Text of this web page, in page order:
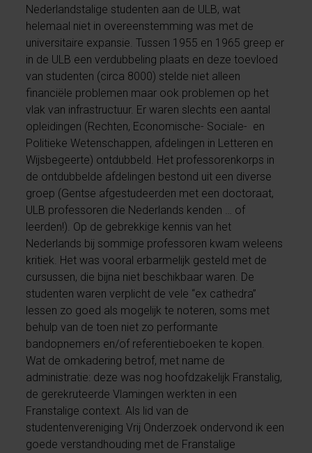
Nederlandstalige studenten aan de ULB, wat
helemaal niet in overeenstemming was met de
universitaire expansie. Tussen 1955 en 1965 greep er
in de ULB een verdubbeling plaats en deze toevloed
van studenten (circa 8000) stelde niet alleen
financiële problemen maar ook problemen op het
vlak van infrastructuur. Er waren slechts een aantal
opleidingen (Rechten, Economische- Sociale- en
Politieke Wetenschappen, afdelingen in Letteren en
Wijsbegeerte) ontdubbeld. Het professorenkorps in
de ontdubbelde afdelingen bestond uit een diverse
groep (Gentse afgestudeerden met een doctoraat,
ULB professoren die Nederlands kenden … of
leerden!). Op de gebrekkige kennis van het
Nederlands bij sommige professoren kwam weleens
kritiek. Het was vooral erbarmelijk gesteld met de
cursussen, die bijna niet beschikbaar waren. De
studenten waren verplicht de vele “ex cathedra”
lessen zo goed als mogelijk te noteren, soms met
behulp van de toen niet zo performante
bandopnemers en/of referentieboeken te kopen.
Wat de omkadering betrof, met name de
administratie: deze was nog hoofdzakelijk Franstalig,
de gerekruteerde Vlamingen werkten in een
Franstalige context. Als lid van de
studentenvereniging Vrij Onderzoek ondervond ik een
goede verstandhouding met de Franstalige